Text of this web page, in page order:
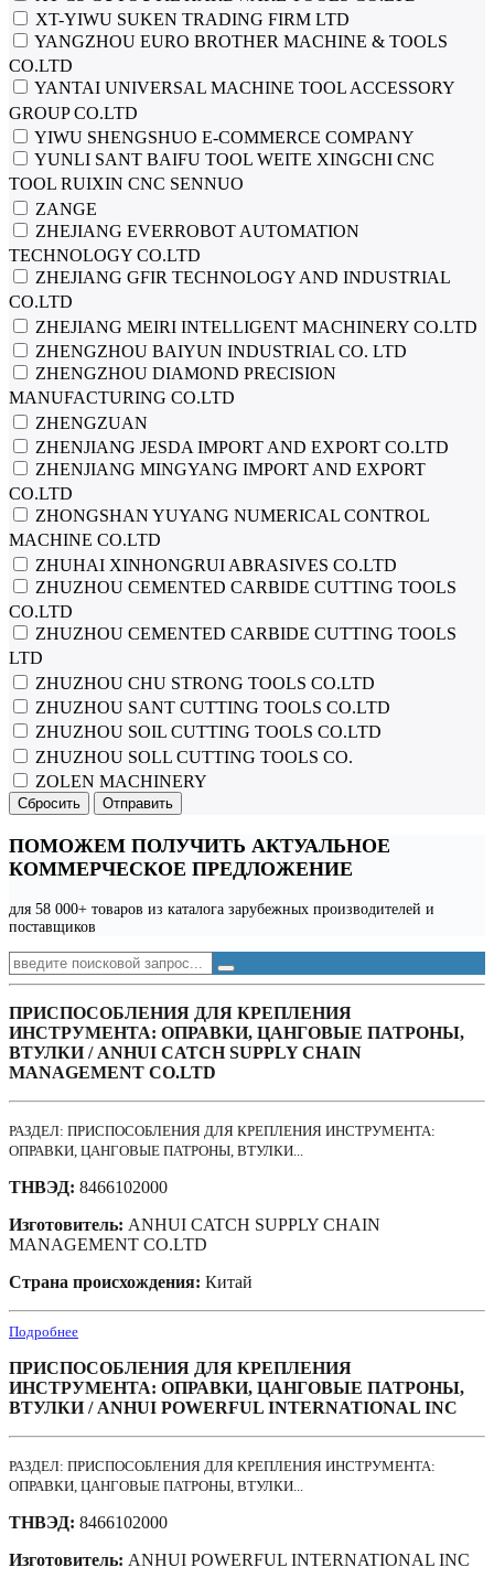
XT-YIWU SUKEN TRADING FIRM LTD
YANGZHOU EURO BROTHER MACHINE & TOOLS
CO.LTD
YANTAI UNIVERSAL MACHINE TOOL ACCESSORY
GROUP CO.LTD
YIWU SHENGSHUO E-COMMERCE COMPANY
YUNLI SANT BAIFU TOOL WEITE XINGCHI CNC
TOOL RUIXIN CNC SENNUO
ZANGE
ZHEJIANG EVERROBOT AUTOMATION
TECHNOLOGY CO.LTD
ZHEJIANG GFIR TECHNOLOGY AND INDUSTRIAL
CO.LTD
ZHEJIANG MEIRI INTELLIGENT MACHINERY CO.LTD
ZHENGZHOU BAIYUN INDUSTRIAL CO. LTD
ZHENGZHOU DIAMOND PRECISION
MANUFACTURING CO.LTD
ZHENGZUAN
ZHENJIANG JESDA IMPORT AND EXPORT CO.LTD
ZHENJIANG MINGYANG IMPORT AND EXPORT
CO.LTD
ZHONGSHAN YUYANG NUMERICAL CONTROL
MACHINE CO.LTD
ZHUHAI XINHONGRUI ABRASIVES CO.LTD
ZHUZHOU CEMENTED CARBIDE CUTTING TOOLS
CO.LTD
ZHUZHOU CEMENTED CARBIDE CUTTING TOOLS
LTD
ZHUZHOU CHU STRONG TOOLS CO.LTD
ZHUZHOU SANT CUTTING TOOLS CO.LTD
ZHUZHOU SOIL CUTTING TOOLS CO.LTD
ZHUZHOU SOLL CUTTING TOOLS CO.
ZOLEN MACHINERY
Сбросить Отправить
ПОМОЖЕМ ПОЛУЧИТЬ АКТУАЛЬНОЕ
КОММЕРЧЕСКОЕ ПРЕДЛОЖЕНИЕ
для 58 000+ товаров из каталога зарубежных производителей и
поставщиков
ПРИСПОСОБЛЕНИЯ ДЛЯ КРЕПЛЕНИЯ
ИНСТРУМЕНТА: ОПРАВКИ, ЦАНГОВЫЕ ПАТРОНЫ,
ВТУЛКИ / ANHUI CATCH SUPPLY CHAIN
MANAGEMENT CO.LTD
РАЗДЕЛ: ПРИСПОСОБЛЕНИЯ ДЛЯ КРЕПЛЕНИЯ ИНСТРУМЕНТА:
ОПРАВКИ, ЦАНГОВЫЕ ПАТРОНЫ, ВТУЛКИ...
ТНВЭД: 8466102000
Изготовитель: ANHUI CATCH SUPPLY CHAIN
MANAGEMENT CO.LTD
Страна происхождения: Китай
Подробнее
ПРИСПОСОБЛЕНИЯ ДЛЯ КРЕПЛЕНИЯ
ИНСТРУМЕНТА: ОПРАВКИ, ЦАНГОВЫЕ ПАТРОНЫ,
ВТУЛКИ / ANHUI POWERFUL INTERNATIONAL INC
РАЗДЕЛ: ПРИСПОСОБЛЕНИЯ ДЛЯ КРЕПЛЕНИЯ ИНСТРУМЕНТА:
ОПРАВКИ, ЦАНГОВЫЕ ПАТРОНЫ, ВТУЛКИ...
ТНВЭД: 8466102000
Изготовитель: ANHUI POWERFUL INTERNATIONAL INC